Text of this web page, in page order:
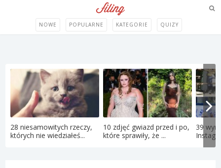
NOWE POPULARNE KATEGORIE QUIZY
28 niesamowitych rzeczy,
których nie wiedziałeś...
10 zdjęć gwiazd przed i po,
które sprawiły, że ...
39